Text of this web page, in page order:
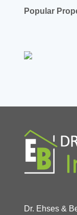
Popular
Dr. Ehses &